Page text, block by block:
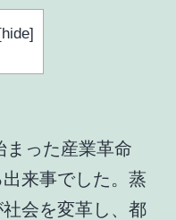
hide]
まった産業革命
来事でした。蒸
会を変革し、都